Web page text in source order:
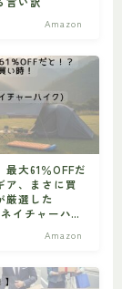
Amazon
最大61％OFFだ
ア、まさに買
厳選した
イチャーハイ
Amazon